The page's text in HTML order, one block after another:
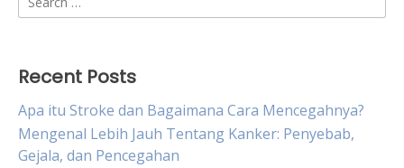
for:
Recent Posts
Apa itu Stroke dan Bagaimana Cara Mencegahnya?
Mengenal Lebih Jauh Tentang Kanker: Penyebab,
Gejala, dan Pencegahan